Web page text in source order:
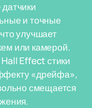
и точные
улучшает
или камерой.
Hall Effect стики
«дрейфа»,
смещается